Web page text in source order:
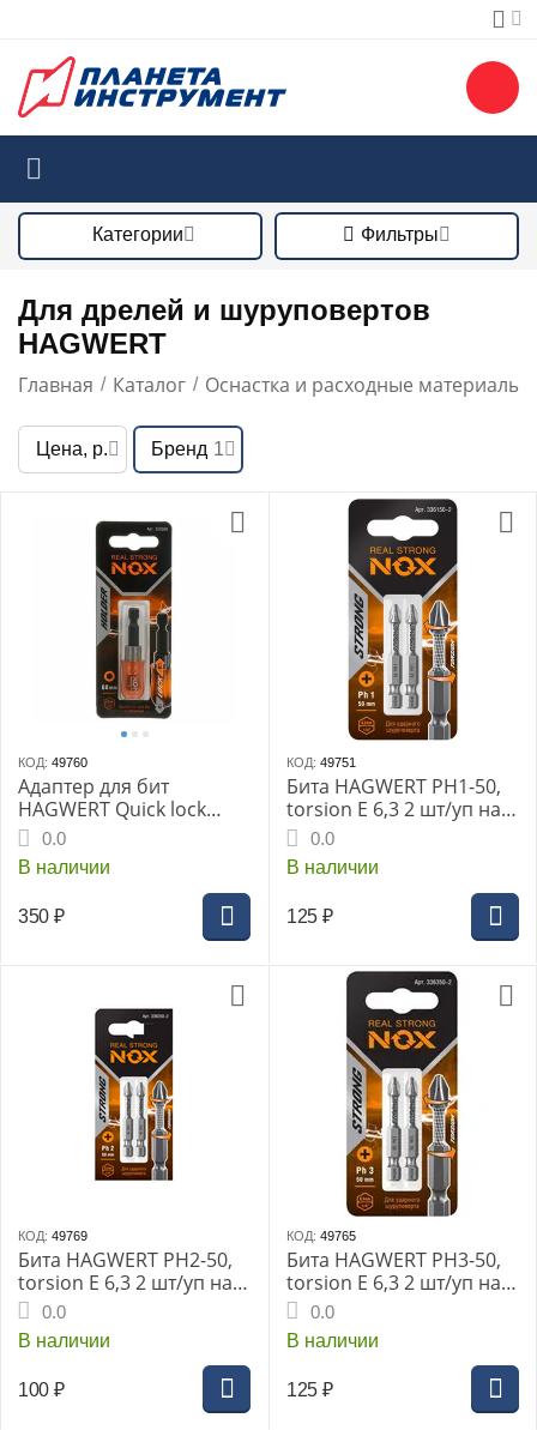
Категории Фильтры
Для дрелей и шуруповертов
HAGWERT
Главная / Каталог / Оснастка и расходные материалы
Цена, р. Бренд 1
КОД: 49760
Адаптер для бит
HAGWERT Quick lock
"NOX" магнитный 350500
0.0
В наличии
350 ₽
КОД: 49751
Бита HAGWERT PH1-50,
torsion E 6,3 2 шт/уп на
карте "NOX STRONG"
0.0
В наличии
125 ₽
КОД: 49769
Бита HAGWERT PH2-50,
torsion E 6,3 2 шт/уп на
карте "NOX STRONG"
0.0
В наличии
100 ₽
КОД: 49765
Бита HAGWERT PH3-50,
torsion E 6,3 2 шт/уп на
карте "NOX STRONG"
0.0
В наличии
125 ₽